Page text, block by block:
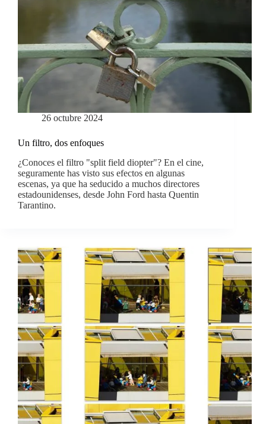
26 octubre 2024
Un filtro, dos enfoques
¿Conoces el filtro "split field diopter"? En el cine,
seguramente has visto sus efectos en algunas
escenas, ya que ha seducido a muchos directores
estadounidenses, desde John Ford hasta Quentin
Tarantino.